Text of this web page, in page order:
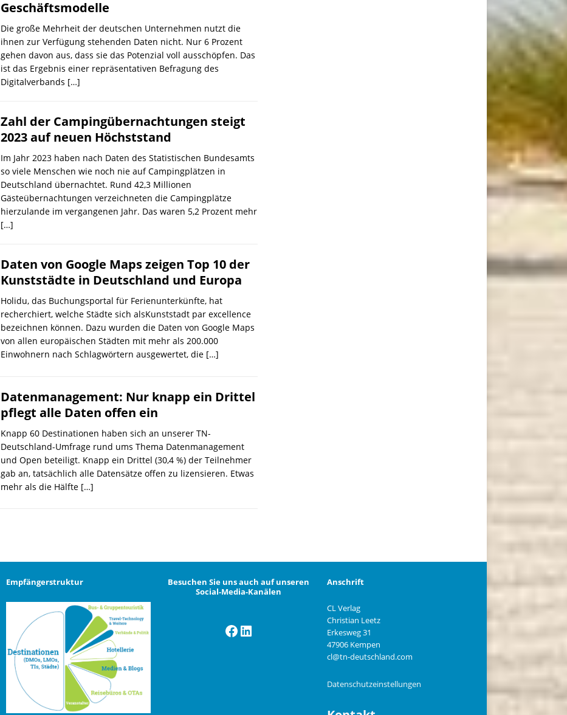
Geschäftsmodelle
Die große Mehrheit der deutschen Unternehmen nutzt die
ihnen zur Verfügung stehenden Daten nicht. Nur 6 Prozent
gehen davon aus, dass sie das Potenzial voll ausschöpfen. Das
ist das Ergebnis einer repräsentativen Befragung des
Digitalverbands […]
Zahl der Campingübernachtungen steigt
2023 auf neuen Höchststand
Im Jahr 2023 haben nach Daten des Statistischen Bundesamts
so viele Menschen wie noch nie auf Campingplätzen in
Deutschland übernachtet. Rund 42,3 Millionen
Gästeübernachtungen verzeichneten die Campingplätze
hierzulande im vergangenen Jahr. Das waren 5,2 Prozent mehr
[…]
Daten von Google Maps zeigen Top 10 der
Kunststädte in Deutschland und Europa
Holidu, das Buchungsportal für Ferienunterkünfte, hat
recherchiert, welche Städte sich alsKunststadt par excellence
bezeichnen können. Dazu wurden die Daten von Google Maps
von allen europäischen Städten mit mehr als 200.000
Einwohnern nach Schlagwörtern ausgewertet, die […]
Datenmanagement: Nur knapp ein Drittel
pflegt alle Daten offen ein
Knapp 60 Destinationen haben sich an unserer TN-
Deutschland-Umfrage rund ums Thema Datenmanagement
und Open beteiligt. Knapp ein Drittel (30,4 %) der Teilnehmer
gab an, tatsächlich alle Datensätze offen zu lizensieren. Etwas
mehr als die Hälfte […]
Empfängerstruktur
Besuchen Sie uns auch auf unseren
Social-Media-Kanälen
Facebook
LinkedIn
Anschrift
CL Verlag
Christian Leetz
Erkesweg 31
47906 Kempen
cl@tn-deutschland.com
Datenschutzeinstellungen